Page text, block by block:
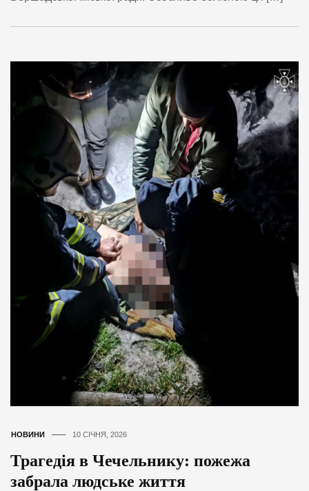
НОВИНИ 10 СІЧНЯ, 2026
Трагедія в Чечельнику: пожежа
забрала людське життя